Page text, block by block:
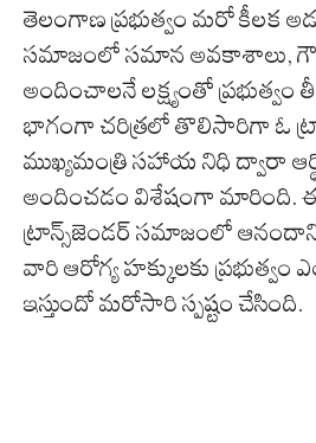
తెలంగాణ ప్రభుత్వం మరో కీలక
సమాజంలో సమాన అవకాశాలు,
అందించాలనే లక్ష్యంతో ప్రభుత్వం
భాగంగా చరిత్రలో తొలిసారిగా ఓ
ముఖ్యమంత్రి సహాయ నిధి ద్వారా
అందించడం విశేషంగా మారింది.
ట్రాన్స్‌జెండర్ సమాజంలో
వారి ఆరోగ్య హక్కులకు ప్రభుత్వం
ఇస్తుందో మరోసారి స్పష్టం చేసింది.